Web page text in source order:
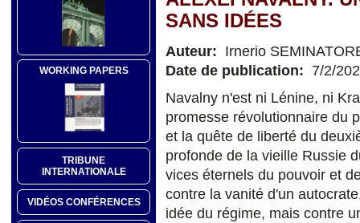
WORKING PAPERS
TRIBUNE
INTERNATIONALE
VIDÉOS CONFÉRENCES
SANS IDÉES
Auteur: Irnerio
Date de publication: 7/2/
Navalny n'est ni Lénine, ni
promesse révolutionnaire du
et la quête de liberté du
profonde de la vieille Russie
vices éternels du pouvoir et
contre la vanité d'un
idée du régime, mais contre